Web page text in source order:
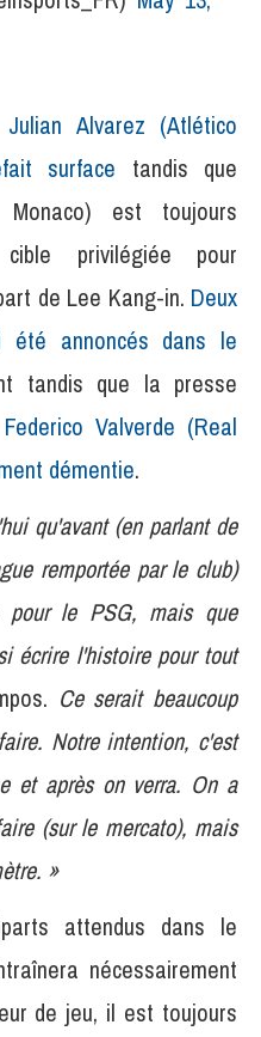
Alvarez (Atlético
surface tandis que
Monaco) est toujours
privilégiée pour
de Lee Kang-in. Deux
été annoncés dans le
tandis que la presse
Federico Valverde (Real
démentie.
qu'avant (en parlant de
remportée par le club)
pour le PSG, mais que
écrire l'histoire pour tout
Ce serait beaucoup
Notre intention, c'est
et après on verra. On a
(sur le mercato), mais
»
attendus dans le
nécessairement
de jeu, il est toujours